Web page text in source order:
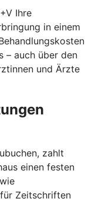
Ihre
in einem
– auch über den
und Ärzte
zahlt
einen festen
Zeitschriften